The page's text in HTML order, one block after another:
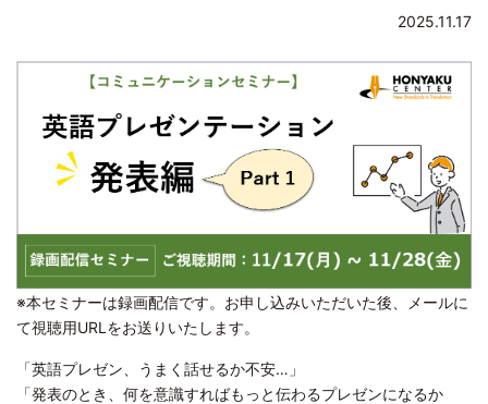
2025.11.17
※本セミナーは録画配信です。お申し込みいただいた後、メールに
て視聴用URLをお送りいたします。
「英語プレゼン、うまく話せるか不安…」
「発表のとき、何を意識すればもっと伝わるプレゼンになるか